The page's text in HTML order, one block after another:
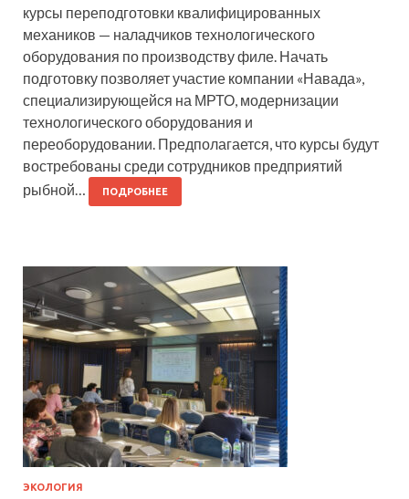
курсы переподготовки квалифицированных
механиков — наладчиков технологического
оборудования по производству филе. Начать
подготовку позволяет участие компании «Навада»,
специализирующейся на МРТО, модернизации
технологического оборудования и
переоборудовании. Предполагается, что курсы будут
востребованы среди сотрудников предприятий
рыбной…
ПОДРОБНЕЕ
ЭКОЛОГИЯ